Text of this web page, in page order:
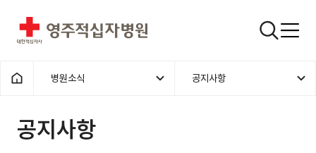
영주적십자병원 검색창
홈으로
병원소식 공지사항
공지사항